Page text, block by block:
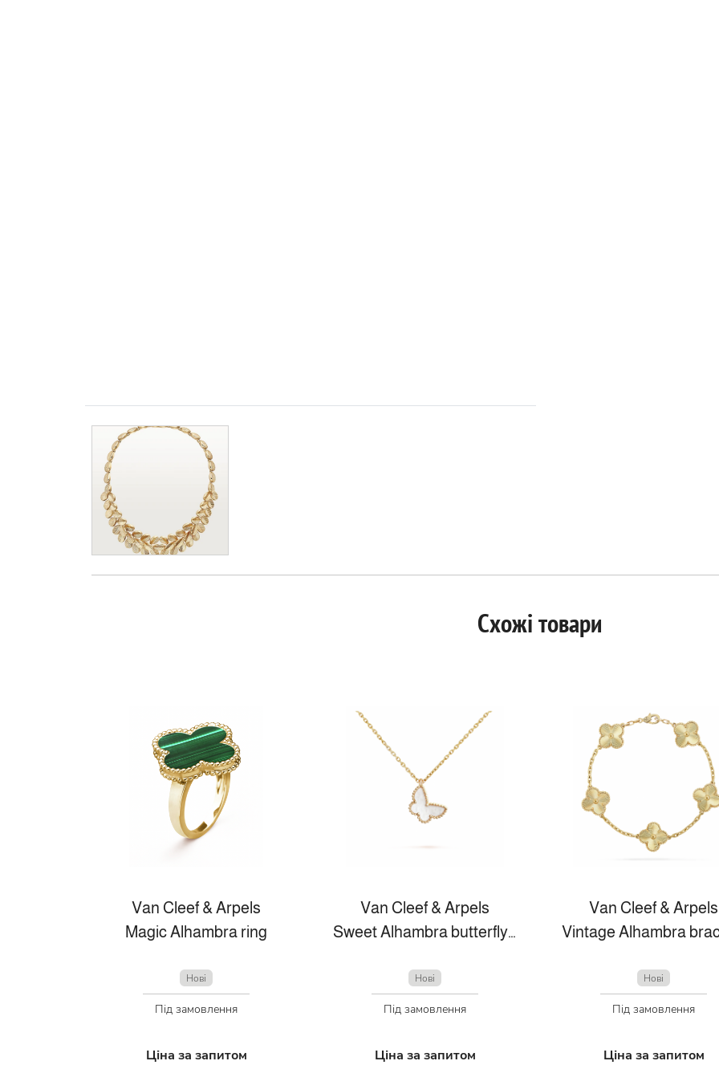
Схожі товари
Van Cleef & Arpels
Magic Alhambra ring
Нові
Під замовлення
Ціна за запитом
Van Cleef & Arpels
Sweet Alhambra butterfly pendant
Нові
Під замовлення
Ціна за запитом
Van Cleef & Arpels
Нові
Під замовлення
Ціна за запитом